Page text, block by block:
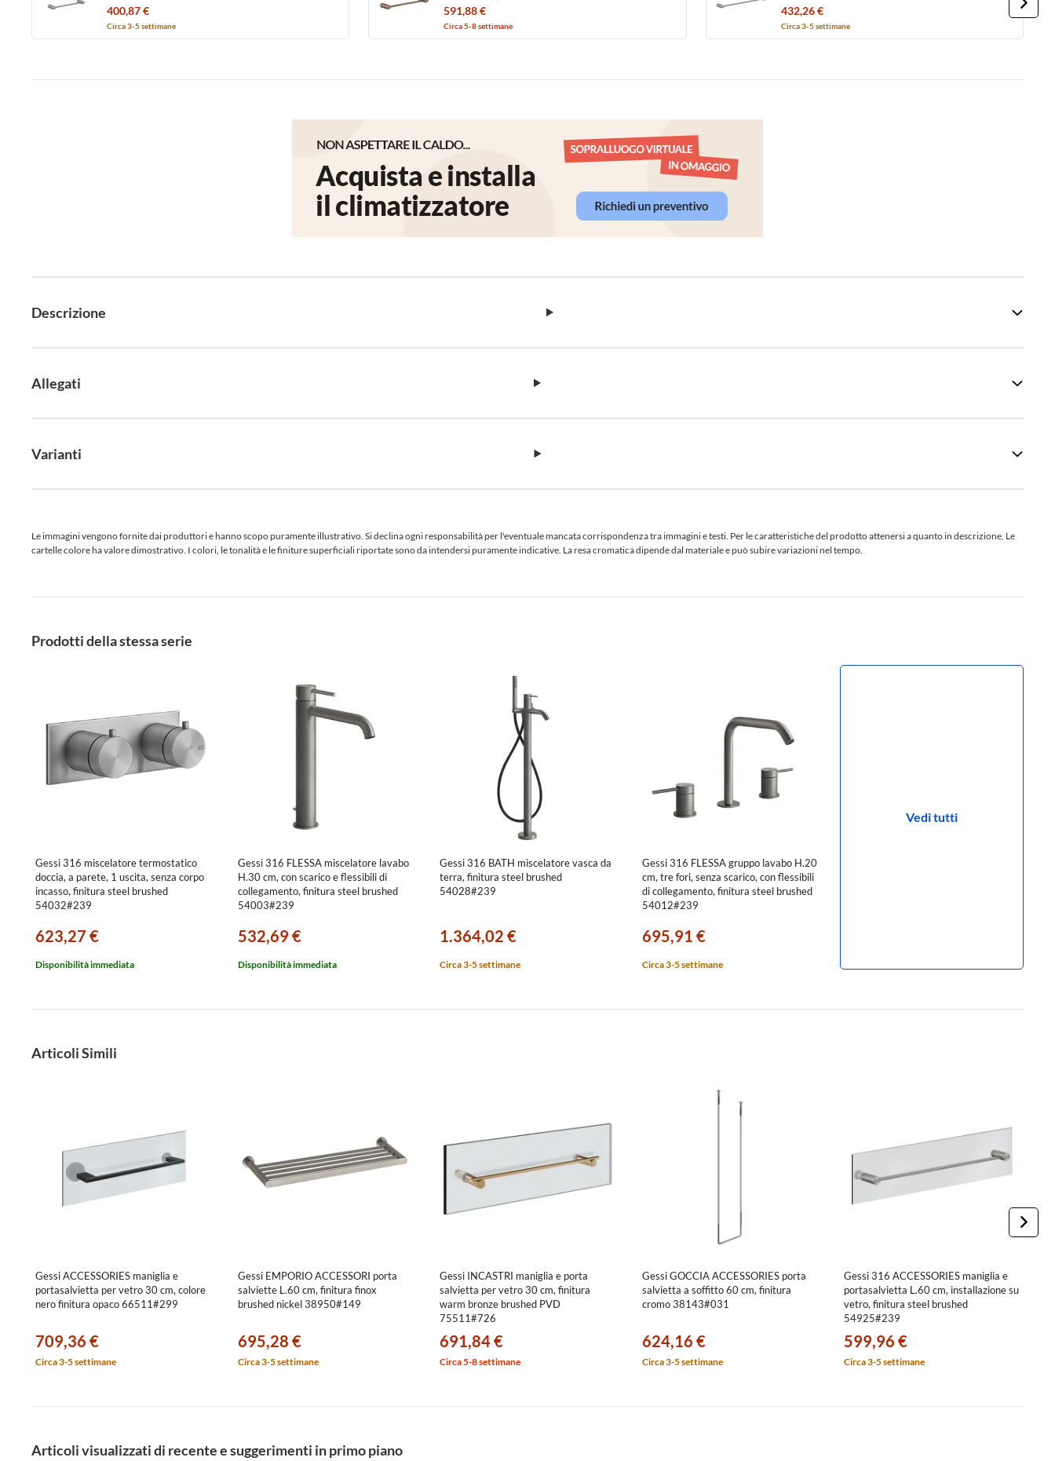
400,87 €
Circa 3-5 settimane
591,88 €
Circa 5-8 settimane
432,26 €
Circa 3-5 settimane
Descrizione
Allegati
Varianti
Le immagini vengono fornite dai produttori e hanno scopo puramente illustrativo. Si declina ogni responsabilità per l'eventuale mancata corrispondenza tra immagini e testi. Per le caratteristiche del prodotto attenersi a quanto in descrizione. Le
cartelle colore ha valore dimostrativo. I colori, le tonalità e le finiture superficiali riportate sono da intendersi puramente indicative. La resa cromatica dipende dal materiale e può subire variazioni nel tempo.
Prodotti della stessa serie
Gessi 316 miscelatore termostatico
doccia, a parete, 1 uscita, senza corpo
incasso, finitura steel brushed
54032#239
623,27 €
Disponibilità immediata
Gessi 316 FLESSA miscelatore lavabo
H.30 cm, con scarico e flessibili di
collegamento, finitura steel brushed
54003#239
532,69 €
Disponibilità immediata
Gessi 316 BATH miscelatore vasca da
terra, finitura steel brushed
54028#239
1.364,02 €
Circa 3-5 settimane
Gessi 316 FLESSA gruppo lavabo H.20
cm, tre fori, senza scarico, con flessibili
di collegamento, finitura steel brushed
54012#239
695,91 €
Circa 3-5 settimane
Vedi tutti
Articoli Simili
Gessi ACCESSORIES maniglia e
portasalvietta per vetro 30 cm, colore
nero finitura opaco 66511#299
709,36 €
Circa 3-5 settimane
Gessi EMPORIO ACCESSORI porta
salviette L.60 cm, finitura finox
brushed nickel 38950#149
695,28 €
Circa 3-5 settimane
Gessi INCASTRI maniglia e porta
salvietta per vetro 30 cm, finitura
warm bronze brushed PVD
75511#726
691,84 €
Circa 5-8 settimane
Gessi GOCCIA ACCESSORIES porta
salvietta a soffitto 60 cm, finitura
cromo 38143#031
624,16 €
Circa 3-5 settimane
Gessi 316 ACCESSORIES maniglia e
portasalvietta L.60 cm, installazione su
vetro, finitura steel brushed
54925#239
599,96 €
Circa 3-5 settimane
Articoli visualizzati di recente e suggerimenti in primo piano